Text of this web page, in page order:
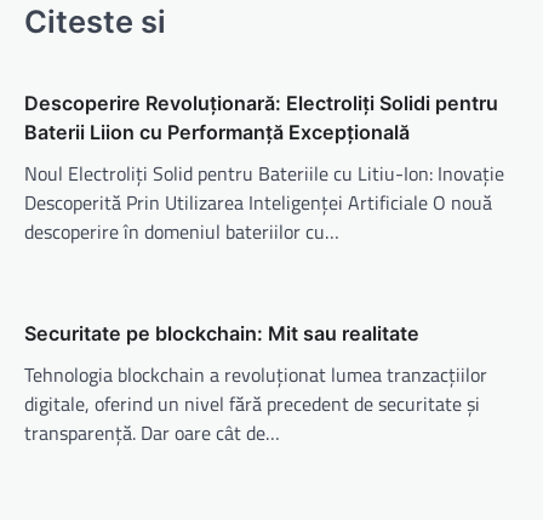
Citeste si
Descoperire Revoluționară: Electroliți Solidi pentru
Baterii Liion cu Performanță Excepțională
Noul Electroliți Solid pentru Bateriile cu Litiu-Ion: Inovație
Descoperită Prin Utilizarea Inteligenței Artificiale O nouă
descoperire în domeniul bateriilor cu…
Securitate pe blockchain: Mit sau realitate
Tehnologia blockchain a revoluționat lumea tranzacțiilor
digitale, oferind un nivel fără precedent de securitate și
transparență. Dar oare cât de…